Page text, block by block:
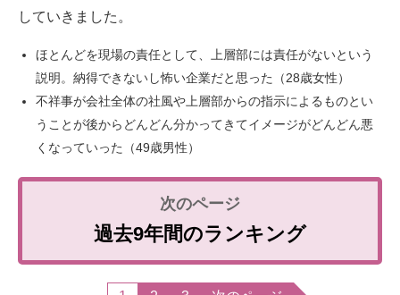
していきました。
ほとんどを現場の責任として、上層部には責任がないという
説明。納得できないし怖い企業だと思った（28歳女性）
不祥事が会社全体の社風や上層部からの指示によるものとい
うことが後からどんどん分かってきてイメージがどんどん悪
くなっていった（49歳男性）
過去9年間のランキング